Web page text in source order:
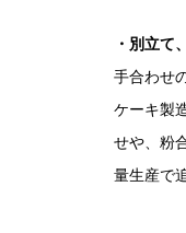
・別立て
手合わせ
ケーキ製
せや、粉
量生産で